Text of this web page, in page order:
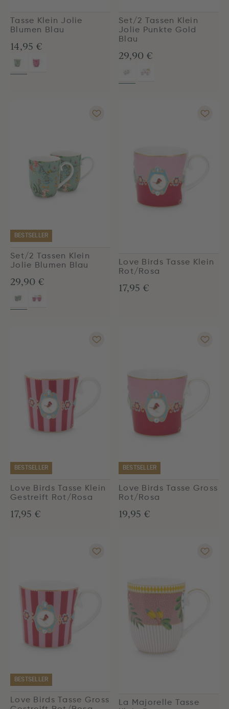
Tasse Klein Jolie
Blumen Blau
14,95 €
Set/2 Tassen Klein
Jolie Punkte Gold
Blau
29,90 €
BESTSELLER
Set/2 Tassen Klein
Jolie Blumen Blau
29,90 €
Love Birds Tasse Klein
Rot/Rosa
17,95 €
BESTSELLER
Love Birds Tasse Klein
Gestreift Rot/Rosa
17,95 €
BESTSELLER
Love Birds Tasse Gross
Rot/Rosa
19,95 €
BESTSELLER
Love Birds Tasse Gross
La Majorelle Tasse